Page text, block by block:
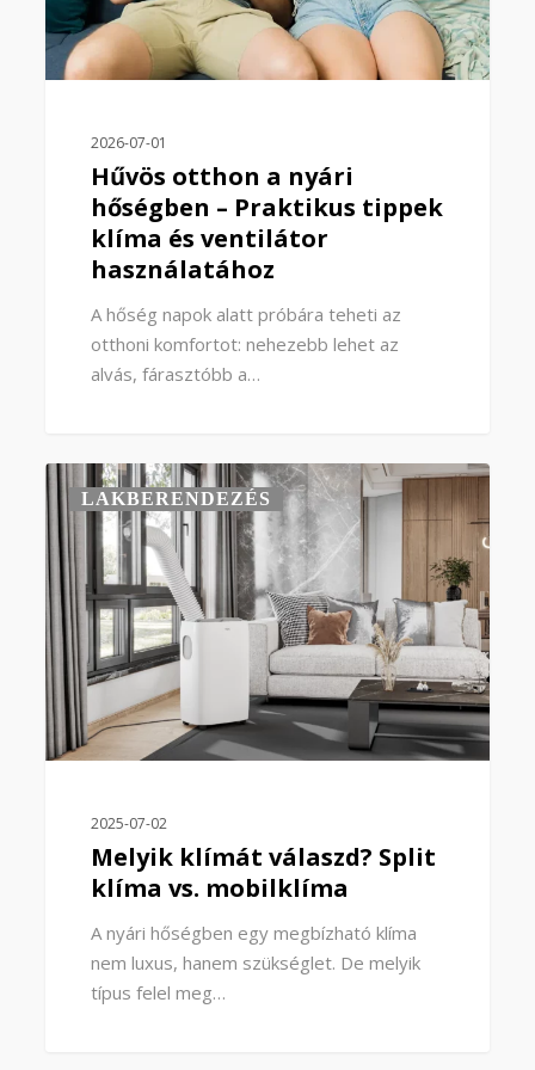
2026-07-01
Hűvös otthon a nyári
hőségben – Praktikus tippek
klíma és ventilátor
használatához
A hőség napok alatt próbára teheti az
otthoni komfortot: nehezebb lehet az
alvás, fárasztóbb a…
LAKBERENDEZÉS
2025-07-02
Melyik klímát válaszd? Split
klíma vs. mobilklíma
A nyári hőségben egy megbízható klíma
nem luxus, hanem szükséglet. De melyik
típus felel meg…
0